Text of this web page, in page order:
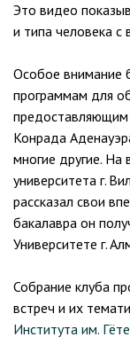
Это видео
и типа человека с
Особое внимание
программам для
Конрада
многие другие. На
университета г.
рассказал свои
бакалавра он
Университете г.
Собрание клуба
встреч и их
Института им. Гёте